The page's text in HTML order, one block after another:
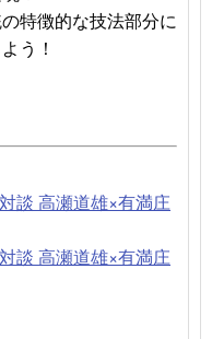
特徴的な技法部分に
う！
談 高瀬道雄×有満庄
談 高瀬道雄×有満庄